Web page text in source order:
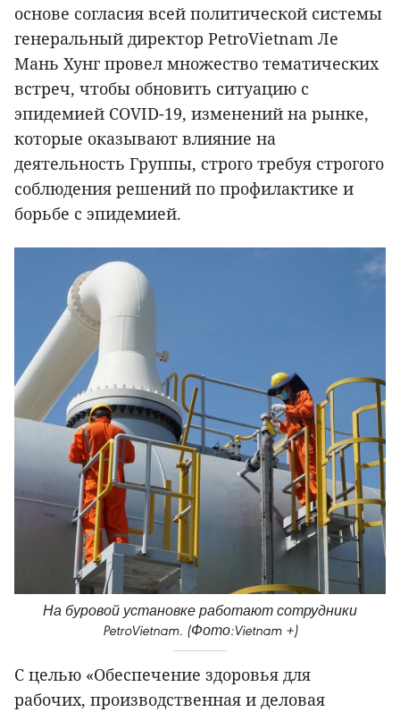
основе согласия всей политической системы
генеральный директор PetroVietnam Ле
Мань Хунг провел множество тематических
встреч, чтобы обновить ситуацию с
эпидемией COVID-19, изменений на рынке,
которые оказывают влияние на
деятельность Группы, строго требуя строгого
соблюдения решений по профилактике и
борьбе с эпидемией.
На буровой установке работают сотрудники
PetroVietnam. (Фото:Vietnam +)
С целью «Обеспечение здоровья для
рабочих, производственная и деловая